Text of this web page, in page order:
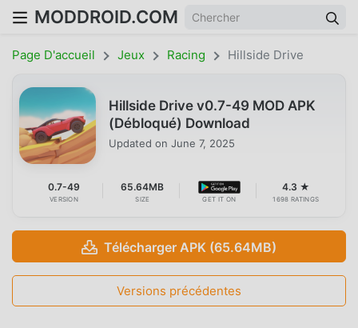
MODDROID.COM
Page D'accueil Jeux Racing Hillside Drive
Hillside Drive v0.7-49 MOD APK
(Débloqué) Download
Updated on June 7, 2025
0.7-49
VERSION
65.64MB
SIZE GET IT ON
4.3 ★
1698 RATINGS
Télécharger APK (65.64MB)
Versions précédentes